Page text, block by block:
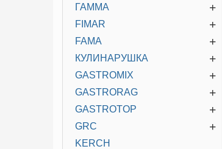
+
ГАММА
+
FIMAR
+
FAMA
+
КУЛИНАРУШКА
+
GASTROMIX
+
GASTRORAG
+
GASTROTOP
+
GRC
KERCH